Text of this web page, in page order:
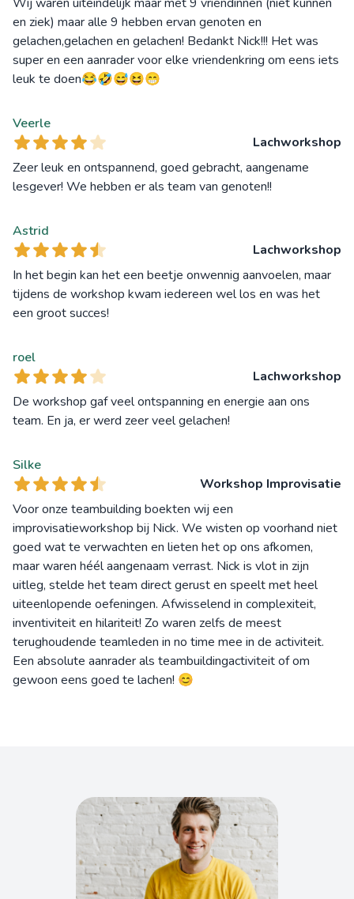
en ziek) maar alle 9 hebben ervan genoten en
gelachen,gelachen en gelachen! Bedankt Nick!!! Het was
super en een aanrader voor elke vriendenkring om eens iets
leuk te doen😂🤣😅😆😁
Veerle
Lachworkshop
Zeer leuk en ontspannend, goed gebracht, aangename
lesgever! We hebben er als team van genoten!!
Astrid
Lachworkshop
In het begin kan het een beetje onwennig aanvoelen, maar
tijdens de workshop kwam iedereen wel los en was het
een groot succes!
roel
Lachworkshop
De workshop gaf veel ontspanning en energie aan ons
team. En ja, er werd zeer veel gelachen!
Silke
Workshop Improvisatie
Voor onze teambuilding boekten wij een
improvisatieworkshop bij Nick. We wisten op voorhand niet
goed wat te verwachten en lieten het op ons afkomen,
maar waren héél aangenaam verrast. Nick is vlot in zijn
uitleg, stelde het team direct gerust en speelt met heel
uiteenlopende oefeningen. Afwisselend in complexiteit,
inventiviteit en hilariteit! Zo waren zelfs de meest
terughoudende teamleden in no time mee in de activiteit.
Een absolute aanrader als teambuildingactiviteit of om
gewoon eens goed te lachen! 😊